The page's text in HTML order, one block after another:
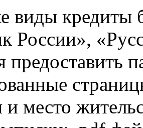
виды кредиты
России»,
предоставить
место